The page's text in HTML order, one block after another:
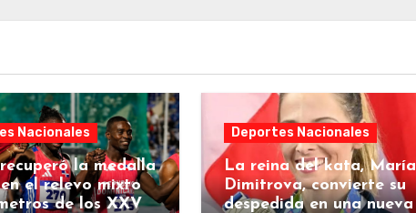
Nacionales
la medalla
el relevo mixto
de los XXV
Deportes Nacionales
La reina del kata, María
Dimitrova, convierte su
despedida en una nueva